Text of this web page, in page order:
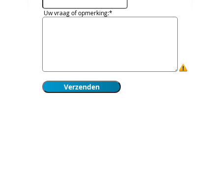
Uw vraag of opmerking:*